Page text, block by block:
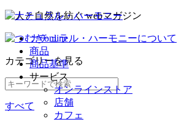
ナチュラル・ハーモニーについて
商品
商品基準
サービス
オンラインストア
店舗
カフェ
カテゴリーを見る
すべて